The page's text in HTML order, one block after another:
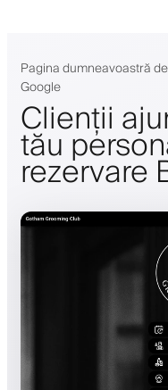
Pagina dumneavoastră
Google
Clienții
tău
rezervare